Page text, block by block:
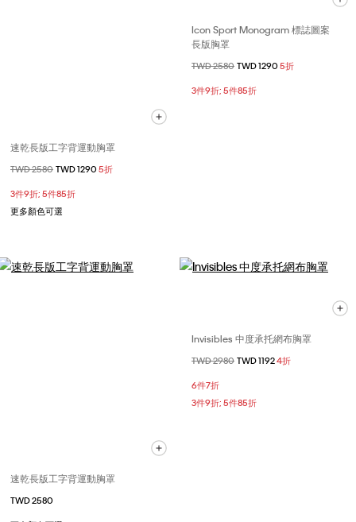
速乾長版工字背運動胸罩
價格扣減從
TWD 2580 至
TWD 1290 5折
3件9折; 5件85折
更多顏色可選
Icon Sport Monogram 標誌圖案
長版胸罩
價格扣減從
TWD 2580 至
TWD 1290 5折
3件9折; 5件85折
速乾長版工字背運動胸罩
TWD 2580
Invisibles 中度承托網布胸罩
價格扣減從
TWD 2980 至
TWD 11924折
6件7折
3件9折; 5件85折